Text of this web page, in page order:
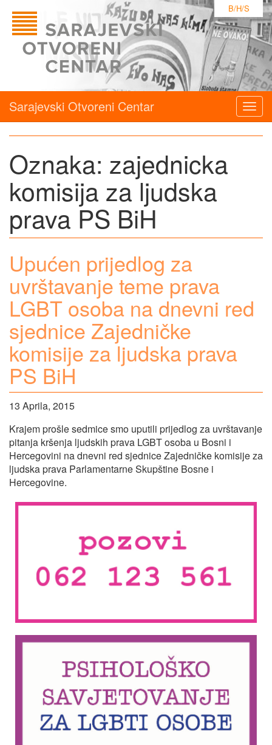
B/H/S
Sarajevski Otvoreni Centar
Oznaka: zajednicka
komisija za ljudska
prava PS BiH
Upućen prijedlog za
uvrštavanje teme prava
LGBT osoba na dnevni red
sjednice Zajedničke
komisije za ljudska prava
PS BiH
13 Aprila, 2015
Krajem prošle sedmice smo uputili prijedlog za uvrštavanje
pitanja kršenja ljudskih prava LGBT osoba u Bosni i
Hercegovini na dnevni red sjednice Zajedničke komisije za
ljudska prava Parlamentarne Skupštine Bosne i
Hercegovine.